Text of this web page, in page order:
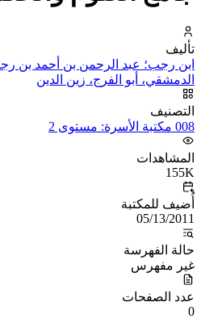
تأليف
ابن رجب؛ عبد الرحمن بن أحمد بن
الدمشقي، أبو الفرج، زين الدين
التصنيف
008 مكتبة الأسرة: مستوى 2
المشاهدات
155K
أُضيف للمكتبة
05/13/2011
حالة الفهرسة
غير مفهرس
عدد الصفحات
0